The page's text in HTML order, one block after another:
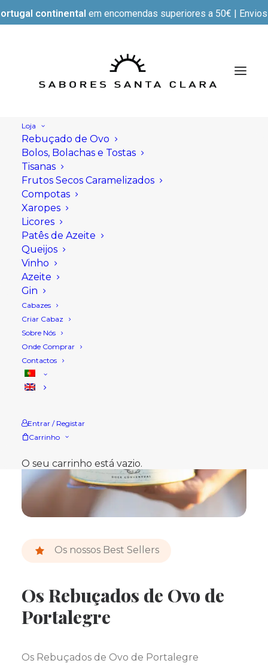
continental em encomendas superiores a 50€ |
Loja
Rebuçado de Ovo
Bolos, Bolachas e Tostas
Tisanas
Frutos Secos Caramelizados
Compotas
Xaropes
Licores
Patês de Azeite
Queijos
Vinho
Azeite
Gin
Cabazes
Criar Cabaz
Sobre Nós
Onde Comprar
Contactos
Entrar / Registar
Carrinho
O seu carrinho está vazio.
Os nossos Best Sellers
Os Rebuçados de Ovo de
Portalegre
Os Rebuçados de Ovo de Portalegre